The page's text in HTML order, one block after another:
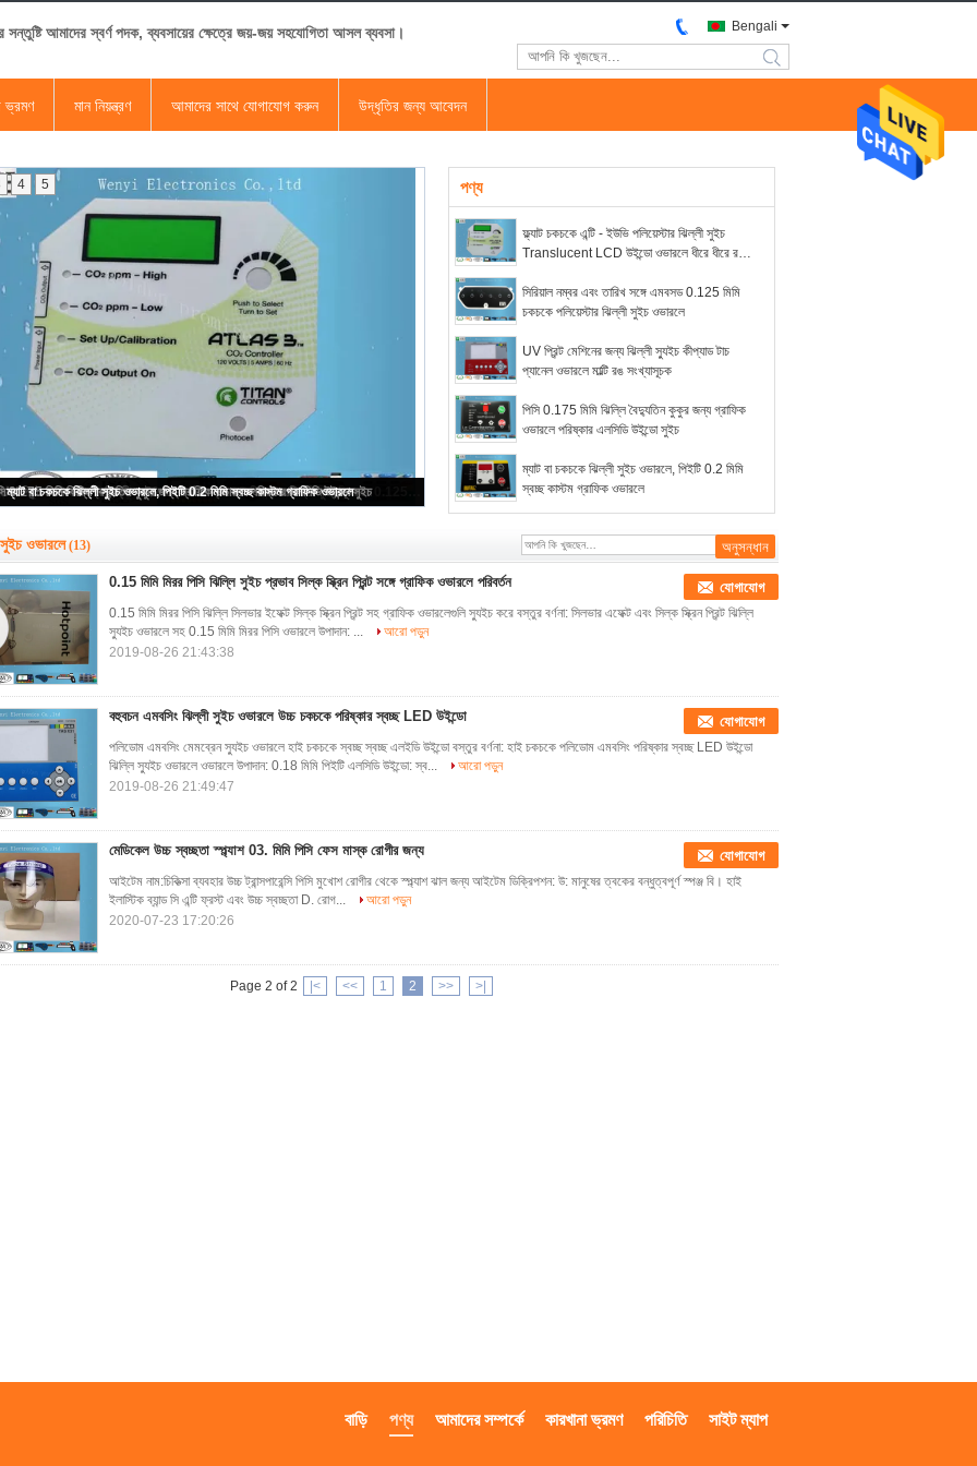
সন্তুষ্টি আমাদের স্বর্ণ পদক, ব্যবসায়ের ক্ষেত্রে জয়-জয় সহযোগিতা আসল ব্যবসা। Bengali
search
ভ্রমণ মান নিয়ন্ত্রণ আমাদের সাথে যোগাযোগ করুন উদ্ধৃতির জন্য আবেদন
নম্বর এবং তারিখ সঙ্গে এমবসড 0.125 মিমি চকচকে পলিয়েস্টার ঝিল্লী সুইচ ওভারলে
UV প্রিন্ট মেশিনের জন্য ঝিল্লী স্যুইচ কীপ্যাড টাচ প্যানেল ওভারলে মাল্টি রঙ সংখ্যাসূচক
0.175 মিমি ঝিল্লি বৈদ্যুতিন কুকুর জন্য গ্রাফিক ওভারলে পরিষ্কার এলসিডি উইন্ডো সুইচ
ম্যাট বা চকচকে ঝিল্লী সুইচ ওভারলে, পিইটি 0.2 মিমি স্বচ্ছ কাস্টম গ্রাফিক ওভারলে
4 5 পণ্য
ফ্ল্যাট চকচকে এন্টি - ইউভি পলিয়েস্টার ঝিল্লী সুইচ
Translucent LCD উইন্ডো ওভারলে ধীরে ধীরে রঙ
সিরিয়াল নম্বর এবং তারিখ সঙ্গে এমবসড 0.125 মিমি
চকচকে পলিয়েস্টার ঝিল্লী সুইচ ওভারলে
UV প্রিন্ট মেশিনের জন্য ঝিল্লী স্যুইচ কীপ্যাড টাচ
প্যানেল ওভারলে মাল্টি রঙ সংখ্যাসূচক
পিসি 0.175 মিমি ঝিল্লি বৈদ্যুতিন কুকুর জন্য গ্রাফিক
ওভারলে পরিষ্কার এলসিডি উইন্ডো সুইচ
ম্যাট বা চকচকে ঝিল্লী সুইচ ওভারলে, পিইটি 0.2 মিমি
স্বচ্ছ কাস্টম গ্রাফিক ওভারলে
ওভারলে (13)
0.15 মিমি মিরর পিসি ঝিল্লি সুইচ প্রভাব সিল্ক স্ক্রিন প্রিন্ট সঙ্গে গ্রাফিক ওভারলে পরিবর্তন যোগাযোগ
0.15 মিমি মিরর পিসি ঝিল্লি সিলভার ইফেক্ট সিল্ক স্ক্রিন প্রিন্ট সহ গ্রাফিক ওভারলেগুলি স্যুইচ করে বস্তুর বর্ণনা: সিলভার এফেক্ট এবং সিল্ক স্ক্রিন প্রিন্ট ঝিল্লি
স্যুইচ ওভারলে সহ 0.15 মিমি মিরর পিসি ওভারলে উপাদান: ...
আরো পড়ুন
2019-08-26 21:43:38
বহুবচন এমবসিং ঝিল্লী সুইচ ওভারলে উচ্চ চকচকে পরিষ্কার স্বচ্ছ LED উইন্ডো যোগাযোগ
পলিডোম এমবসিং মেমব্রেন স্যুইচ ওভারলে হাই চকচকে স্বচ্ছ স্বচ্ছ এলইডি উইন্ডো বস্তুর বর্ণনা: হাই চকচকে পলিডোম এমবসিং পরিষ্কার স্বচ্ছ LED উইন্ডো
ঝিল্লি স্যুইচ ওভারলে ওভারলে উপাদান: 0.18 মিমি পিইটি এলসিডি উইন্ডো: স্ব...
আরো পড়ুন
2019-08-26 21:49:47
মেডিকেল উচ্চ স্বচ্ছতা স্প্ল্যাশ 03. মিমি পিসি ফেস মাস্ক রোগীর জন্য যোগাযোগ
আইটেম নাম:চিকিত্সা ব্যবহার উচ্চ ট্রান্সপারেন্সি পিসি মুখোশ রোগীর থেকে স্প্ল্যাশ ঝাল জন্য আইটেম ডিক্রিপশন: উ: মানুষের ত্বকের বন্ধুত্বপূর্ণ স্পঞ্জ বি। হাই
ইলাস্টিক ব্যান্ড সি এন্টি ফ্রস্ট এবং উচ্চ স্বচ্ছতা D. রোগ...
আরো পড়ুন
2020-07-23 17:20:26
Page 2 of 2 |< << 1 2 >> >|
সাইট ম্যাপ
পরিচিতি
কারখানা ভ্রমণ
আমাদের সম্পর্কে
পণ্য
বাড়ি